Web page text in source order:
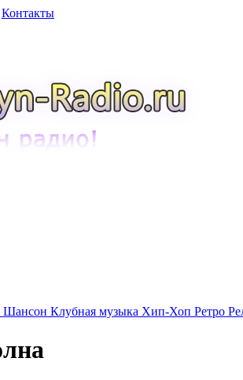
Контакты
Шансон Клубная музыка Хип-Хоп Ретро